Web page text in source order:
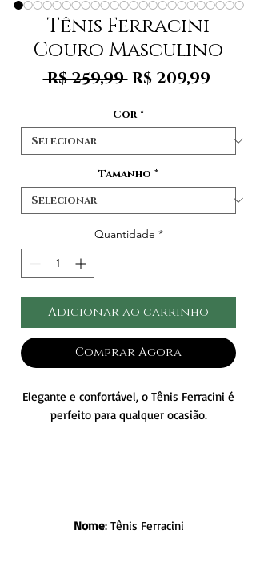
Tênis Ferracini
Couro Masculino
R$ 259,99 Preço
R$ 209,99Preço
Cor *
Tamanho *
Quantidade *
Adicionar ao carrinho
Comprar Agora
Elegante e confortável, o Tênis Ferracini é
perfeito para qualquer ocasião.
Nome: Tênis Ferracini